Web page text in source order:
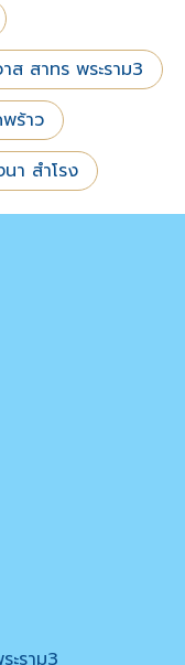
ส สาทร พระราม3
ร้าว
า สำโรง
ะราม3